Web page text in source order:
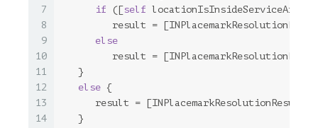
7
8
9
10
11
12
13
14
if ([self
result =
else
result =
   }
else {
result = [INPlacemarkResolutionResult
   }